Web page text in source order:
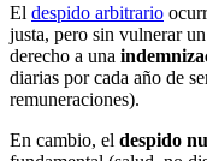
El despido arbitrario
justa, pero sin vulnerar
derecho a una
diarias por cada año de
remuneraciones).
En cambio, el despido